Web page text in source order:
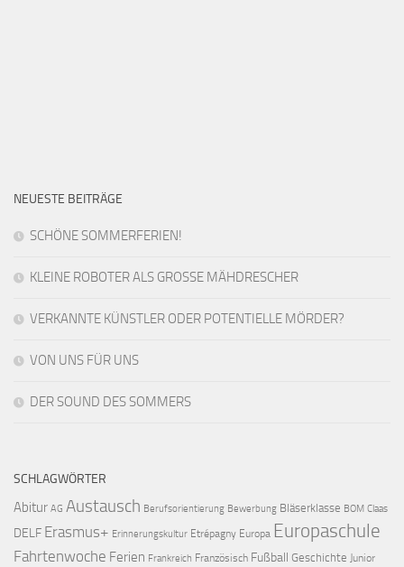
NEUESTE BEITRÄGE
SCHÖNE SOMMERFERIEN!
KLEINE ROBOTER ALS GROSSE MÄHDRESCHER
VERKANNTE KÜNSTLER ODER POTENTIELLE MÖRDER?
VON UNS FÜR UNS
DER SOUND DES SOMMERS
SCHLAGWÖRTER
Abitur AG Austausch Berufsorientierung Bewerbung Bläserklasse BOM Claas
DELF Erasmus+ Erinnerungskultur Etrépagny Europa Europaschule
Fahrtenwoche Ferien Frankreich Französisch Fußball Geschichte Junior